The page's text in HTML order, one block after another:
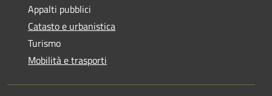
Appalti pubblici
Catasto e urbanistica
Turismo
Mobilità e trasporti